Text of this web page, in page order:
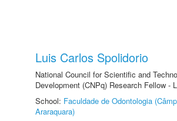
Luis Carlos Spolidorio
National Council for Scientific and
Development (CNPq) Research Fellow -
School: Faculdade de Odontologia
Araraquara)